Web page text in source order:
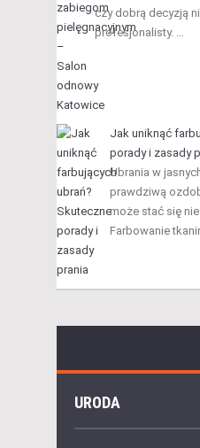
czy dobrą decyzją
profesjonalisty. …
Jak uniknąć
porady i zasady
Ubrania w
prawdziwą
może stać się
Farbowanie
URODA